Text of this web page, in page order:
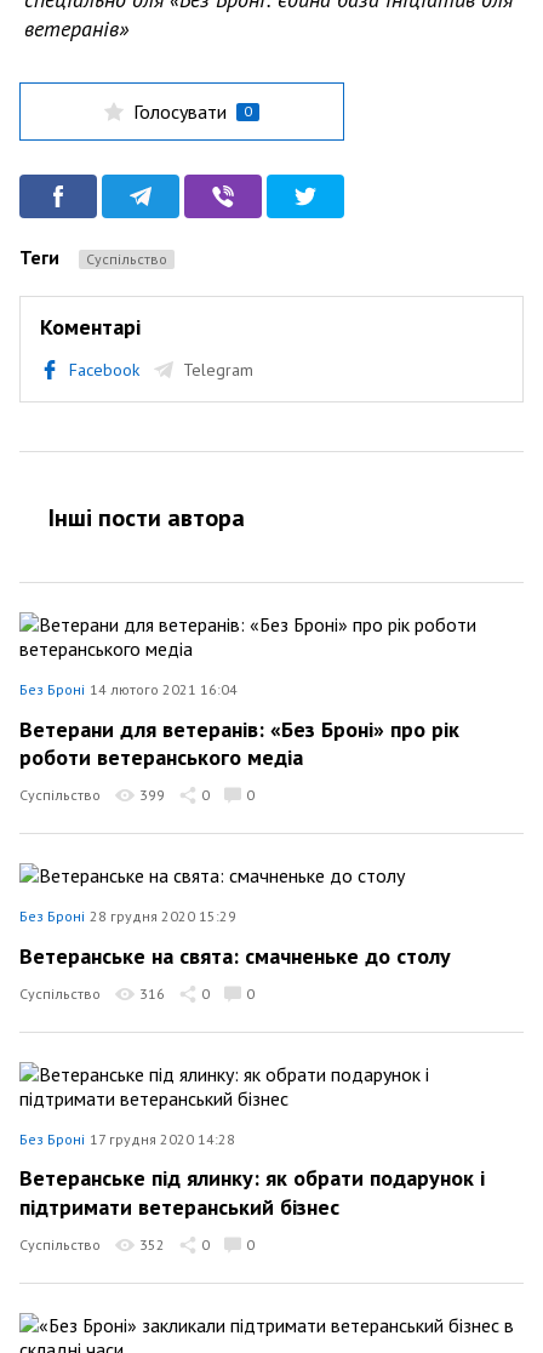
ветеранів»
Голосувати 0
Теги Суспільство
Коментарі
Facebook Telegram
Інші пости автора
Без Броні 14 лютого 2021 16:04
Ветерани для ветеранів: «Без Броні» про рік
роботи ветеранського медіа
Суспільство 399 0 0
Без Броні 28 грудня 2020 15:29
Ветеранське на свята: смачненьке до столу
Суспільство 316 0 0
Без Броні 17 грудня 2020 14:28
Ветеранське під ялинку: як обрати подарунок і
підтримати ветеранський бізнес
Суспільство 352 0 0